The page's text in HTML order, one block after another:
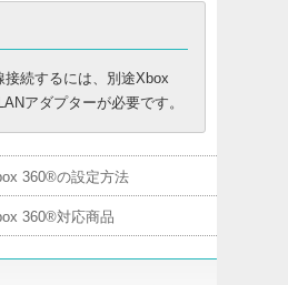
続するには、別途Xbox
アダプターが必要です。
360®の設定方法
360®対応商品